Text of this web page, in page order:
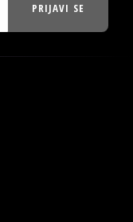
PRIJAVI SE